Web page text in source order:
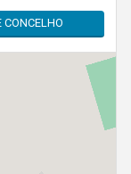
CONCELHO